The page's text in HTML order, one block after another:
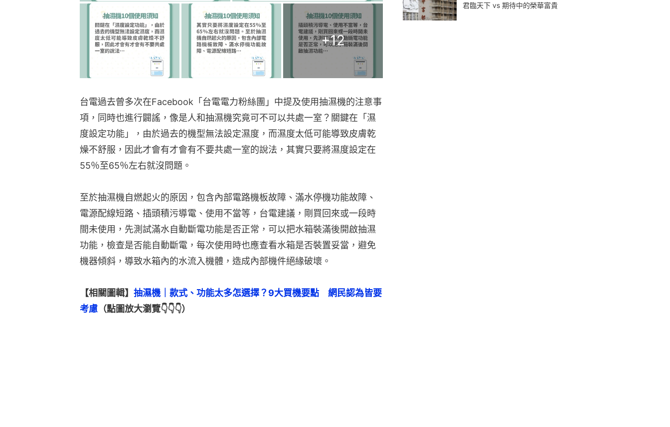
+12
台電過去曾多次在Facebook「台電電力粉絲團」中提及使用抽濕機的注意事
項，同時也進行闢謠，像是人和抽濕機究竟可不可以共處一室？關鍵在「濕
度設定功能」，由於過去的機型無法設定濕度，而濕度太低可能導致皮膚乾
燥不舒服，因此才會有才會有不要共處一室的說法，其實只要將濕度設定在
55％至65％左右就沒問題。
至於抽濕機自燃起火的原因，包含內部電路機板故障、滿水停機功能故障、
電源配線短路、插頭積污導電、使用不當等，台電建議，剛買回來或一段時
間未使用，先測試滿水自動斷電功能是否正常，可以把水箱裝滿後開啟抽濕
功能，檢查是否能自動斷電，每次使用時也應查看水箱是否裝置妥當，避免
機器傾斜，導致水箱內的水流入機體，造成內部機件絕緣破壞。
【相關圖輯】 抽濕機｜款式、功能太多怎選擇？9大買機要點　網民認為皆要
考慮 （點圖放大瀏覽👇👇👇）
君臨天下 vs 期待中的榮華富貴